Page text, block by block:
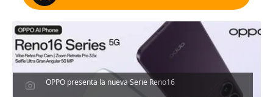
OPPO presenta la nueva Serie Reno16